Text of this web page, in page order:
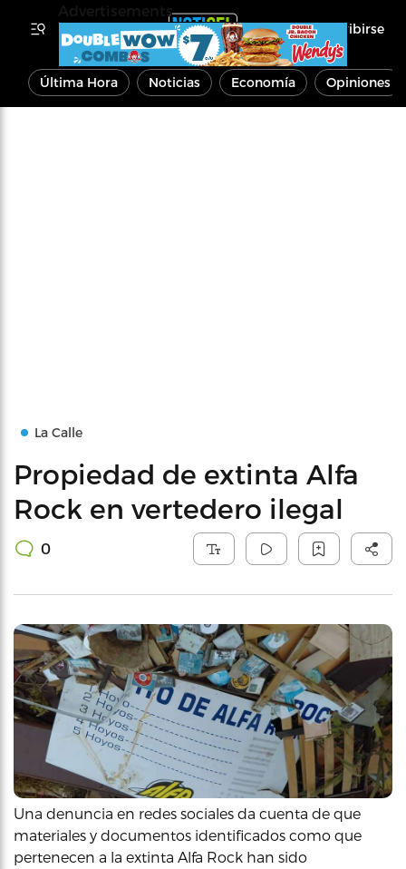
Inscribirse
Última Hora Noticias Economía Opiniones
La Calle
Propiedad de extinta Alfa
Rock en vertedero ilegal
0
Una denuncia en redes sociales da cuenta de que
materiales y documentos identificados como que
pertenecen a la extinta Alfa Rock han sido
Advertisements